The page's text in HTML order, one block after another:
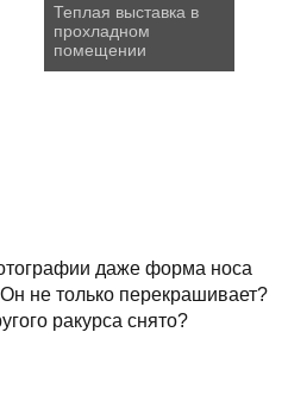
Теплая выставка в
прохладном
помещении
даже форма носа
не только перекрашивает?
ракурса снято?